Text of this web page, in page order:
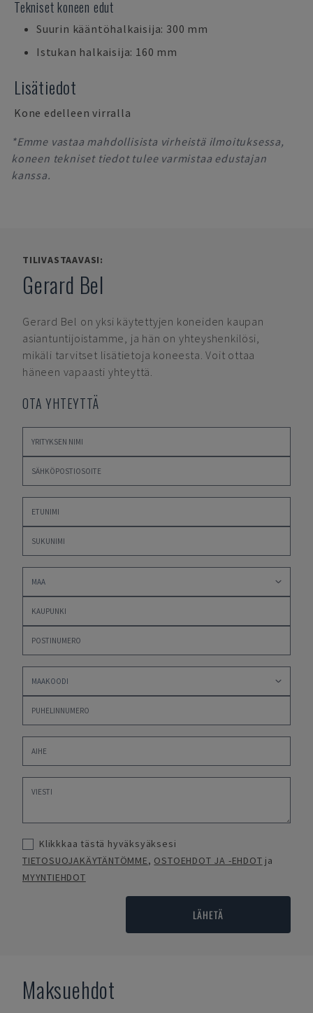
Tekniset koneen edut
Suurin kääntöhalkaisija: 300 mm
Istukan halkaisija: 160 mm
Lisätiedot
Kone edelleen virralla
*Emme vastaa mahdollisista virheistä ilmoituksessa,
koneen tekniset tiedot tulee varmistaa edustajan
kanssa.
TILIVASTAAVASI:
Gerard Bel
Gerard Bel on yksi käytettyjen koneiden kaupan
asiantuntijoistamme, ja hän on yhteyshenkilösi,
mikäli tarvitset lisätietoja koneesta. Voit ottaa
häneen vapaasti yhteyttä.
OTA YHTEYTTÄ
Klikkkaa tästä hyväksyäksesi
TIETOSUOJAKÄYTÄNTÖMME, OSTOEHDOT JA -EHDOT ja
MYYNTIEHDOT
LÄHETÄ
Maksuehdot